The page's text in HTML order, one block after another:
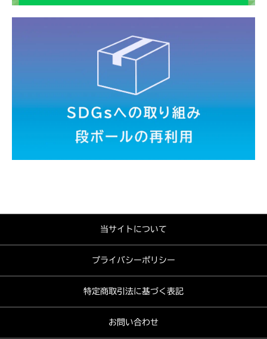
当サイトについて
プライバシーポリシー
特定商取引法に基づく表記
お問い合わせ